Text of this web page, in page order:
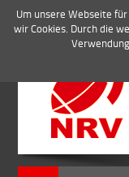
Um unsere Webseite
wir Cookies. Durch die